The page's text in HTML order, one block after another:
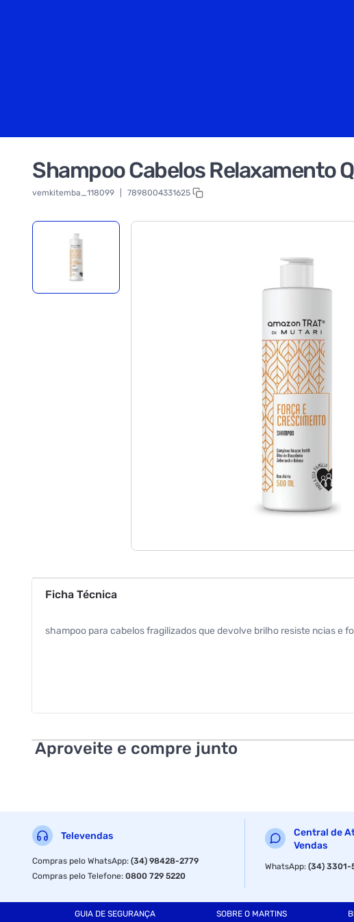
Shampoo Cabelos Relaxamento
vemkitemba_118099 7898004331625
Ficha Técnica
shampoo para cabelos fragilizados que devolve brilho resiste ncias e
Aproveite e compre junto
Televendas
Compras pelo WhatsApp:(34) 98428-2779
Compras pelo Telefone:0800 729 5220
Central de
Vendas
WhatsApp:(34) 3301-
GUIA DE SEGURANÇA SOBRE O MARTINS